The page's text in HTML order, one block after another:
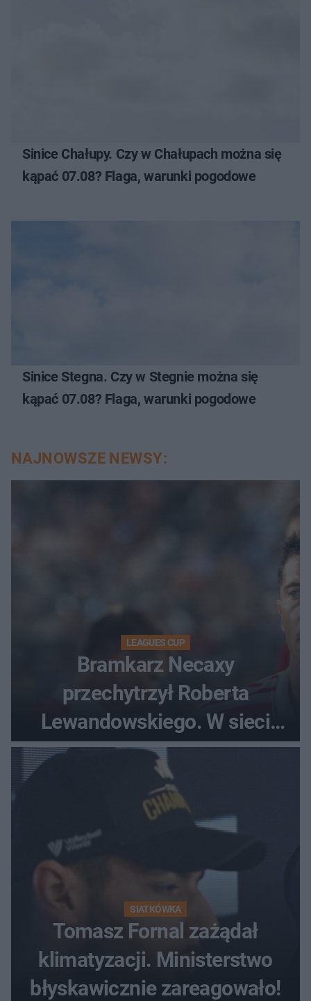
Sinice Chałupy. Czy w Chałupach można się
kąpać 07.08? Flaga, warunki pogodowe
Sinice Stegna. Czy w Stegnie można się
kąpać 07.08? Flaga, warunki pogodowe
NAJNOWSZE NEWSY:
LEAGUES CUP
Bramkarz Necaxy
przechytrzył Roberta
Lewandowskiego. W sieci
krąży wideo z tego pojedynku
SIATKÓWKA
Tomasz Fornal zażądał
klimatyzacji. Ministerstwo
błyskawicznie zareagowało!